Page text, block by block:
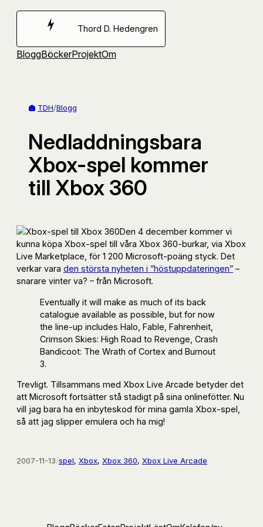
Hoppa
Thord D. Hedengren
BloggBöckerProjektOm
TDH/Blogg
Nedladdningsbara
Xbox-spel kommer
till Xbox 360
Den 4 december kommer vi
kunna köpa Xbox-spel till våra Xbox 360-burkar, via Xbox
Live Marketplace, för 1 200 Microsoft-poäng styck. Det
verkar vara den största nyheten i ”höstuppdateringen” –
snarare vinter va? – från Microsoft.
Eventually it will make as much of its back
catalogue available as possible, but for now
the line-up includes Halo, Fable, Fahrenheit,
Crimson Skies: High Road to Revenge, Crash
Bandicoot: The Wrath of Cortex and Burnout
3.
Trevligt. Tillsammans med Xbox Live Arcade betyder det
att Microsoft fortsätter stå stadigt på sina onlinefötter. Nu
vill jag bara ha en inbyteskod för mina gamla Xbox-spel,
så att jag slipper emulera och ha mig!
2007-11-13/spel, Xbox, Xbox 360, Xbox Live Arcade